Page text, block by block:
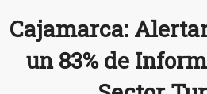
Cajamarca:
un 83% de